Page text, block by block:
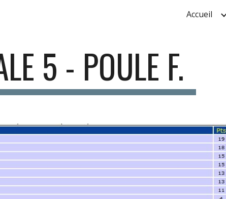
Skip to navigation
Accueil
5 - POULE F.